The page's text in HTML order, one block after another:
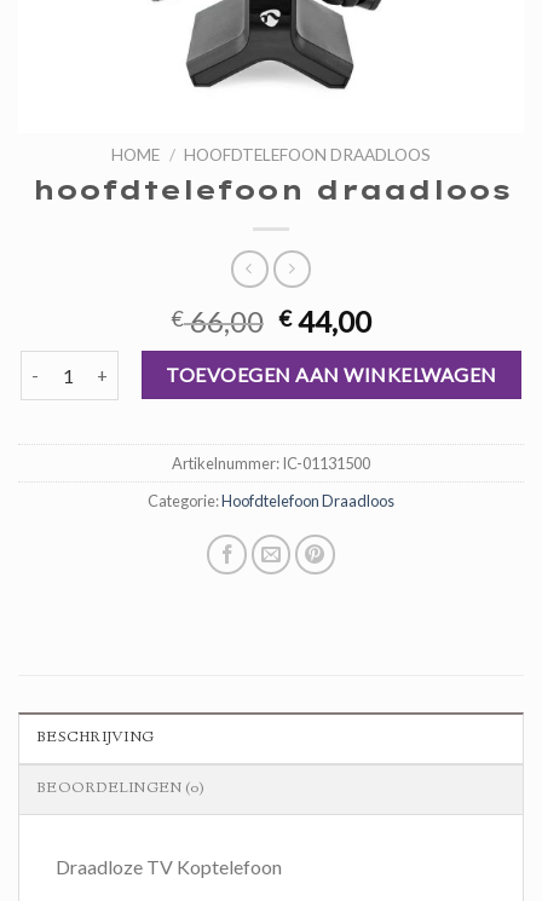
HOME / HOOFDTELEFOON DRAADLOOS
hoofdtelefoon draadloos
€66,00 Oorspronkelijke
prijs
was:
€ 66,00.
€44,00Huidige
prijs
is:
€ 44,00.
hoofdtelefoon draadloos aantalTOEVOEGEN AAN WINKELWAGEN
Artikelnummer:IC-01131500
Categorie:Hoofdtelefoon Draadloos
BESCHRIJVING
BEOORDELINGEN (0)
Draadloze TV Koptelefoon